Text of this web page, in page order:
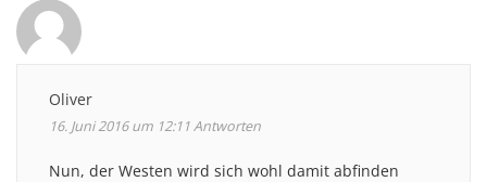
Oliver
16. Juni 2016 um 12:11Antworten
Nun, der Westen wird sich wohl damit abfinden